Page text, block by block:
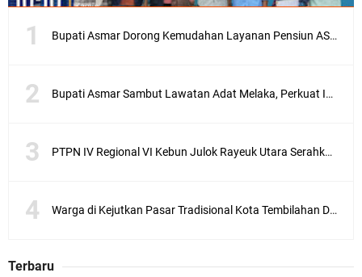
Bupati Asmar Dorong Kemudahan Layanan Pensiun ASN melalui Sinergi dengan BRK Syariah
Bupati Asmar Sambut Lawatan Adat Melaka, Perkuat Ikatan Serumpun Indonesia–Malaysia di Kepulauan Meranti
PTPN IV Regional VI Kebun Julok Rayeuk Utara Serahkan Bantuan Mesin Genset untuk Dayah Darul Fata
Warga di Kejutkan Pasar Tradisional Kota Tembilahan Dilalap Api Dini Hari
Terbaru